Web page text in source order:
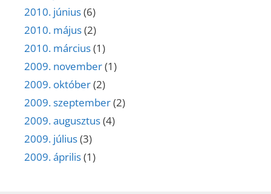
2010. június(6)
2010. május(2)
2010. március(1)
2009. november(1)
2009. október(2)
2009. szeptember(2)
2009. augusztus(4)
2009. július(3)
2009. április(1)